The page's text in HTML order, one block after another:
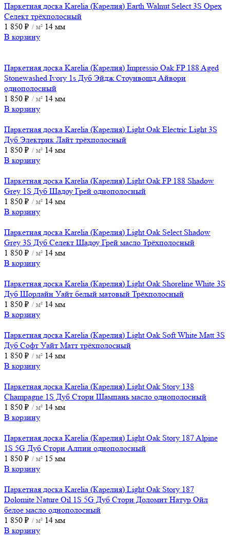
Паркетная доска Karelia (Карелия) Earth Walnut Select 3S Орех
Селект трёхполосный
1 850 ₽ / м² 14 мм
В корзину
Паркетная доска Karelia (Карелия) Impressio Oak FP 188 Aged
Stonewashed Ivory 1s Дуб Эйдж Стоунвошд Айвори
однополосный
1 850 ₽ / м² 14 мм
В корзину
Паркетная доска Karelia (Карелия) Light Oak Electric Light 3S
Дуб Электрик Лайт трёхполосный
1 850 ₽ / м² 14 мм
В корзину
Паркетная доска Karelia (Карелия) Light Oak FP 188 Shadow
Grey 1S Дуб Шадоу Грей однополосный
1 850 ₽ / м² 14 мм
В корзину
Паркетная доска Karelia (Карелия) Light Oak Select Shadow
Grey 3S Дуб Селект Шадоу Грей масло Трёхполосный
1 850 ₽ / м² 14 мм
В корзину
Паркетная доска Karelia (Карелия) Light Oak Shoreline White 3S
Дуб Шорлайн Уайт белый матовый Трёхполосный
1 850 ₽ / м² 14 мм
В корзину
Паркетная доска Karelia (Карелия) Light Oak Soft White Matt 3S
Дуб Софт Уайт Матт трёхполосный
1 850 ₽ / м² 14 мм
В корзину
Паркетная доска Karelia (Карелия) Light Oak Story 138
Champagne 1S Дуб Стори Шампань масло однополосный
1 850 ₽ / м² 14 мм
В корзину
Паркетная доска Karelia (Карелия) Light Oak Story 187 Alpine
1S 5G Дуб Стори Алпин однополосный
1 850 ₽ / м² 15 мм
В корзину
Паркетная доска Karelia (Карелия) Light Oak Story 187
Dolomite Nature Oil 1S 5G Дуб Стори Доломит Натур Ойл
белое масло однополосный
1 850 ₽ / м² 14 мм
В корзину